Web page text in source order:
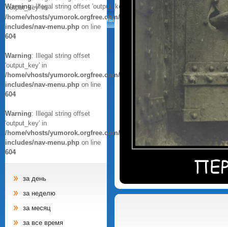
Warning: Illegal string offset 'output_key' in /home/vhosts/
Анекдоты Афоризмы Картинки
'output_key' in
/home/vhosts/yumorok.orgfree.com/wp-
includes/nav-menu.php on line
604
Warning: Illegal string offset
'output_key' in
/home/vhosts/yumorok.orgfree.com/wp-
includes/nav-menu.php on line
604
Warning: Illegal string offset
'output_key' in
/home/vhosts/yumorok.orgfree.com/wp-
includes/nav-menu.php on line
604
за день
за неделю
за месяц
за все время